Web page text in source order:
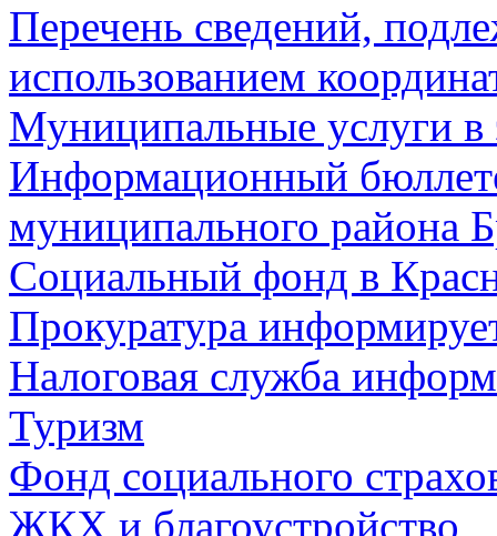
Перечень сведений,
использованием
Муниципальные услуги в
Информационный
муниципального района
Социальный фонд в
Прокуратура
Налоговая служба
Туризм
Фонд социального
ЖКХ и благоустройство